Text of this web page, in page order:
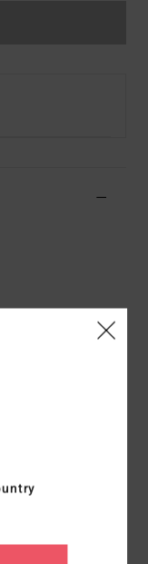
aus
um das beste
Stretch zu
aber nicht